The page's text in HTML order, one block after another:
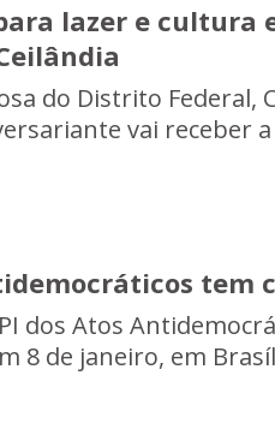
lazer e cultura
do Distrito Federal,
vai receber
tem
dos Atos
8 de janeiro, em